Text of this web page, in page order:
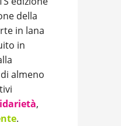
della
in lana
in
almeno
,
.